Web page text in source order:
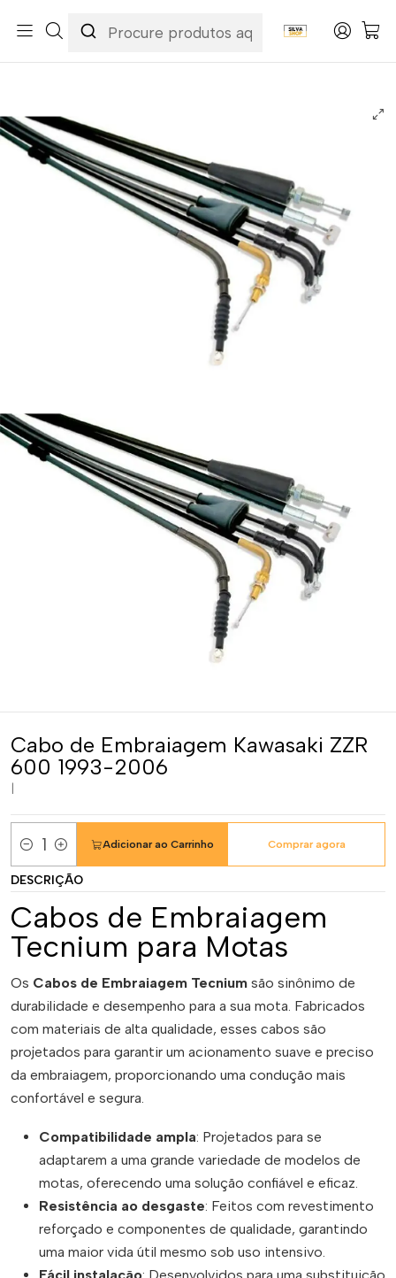
Acessórios & Personalização
Cabos
Cabos de Embraiagem
Cabo de Embraiagem Kawasaki ZZR 600 1993-2006
Cabo de Embraiagem Kawasaki ZZR
600 1993-2006
Quantidade
Adicionar ao Carrinho Comprar agora
DESCRIÇÃO
Cabos de Embraiagem
Tecnium para Motas
Os Cabos de Embraiagem Tecnium são sinônimo de
durabilidade e desempenho para a sua mota. Fabricados
com materiais de alta qualidade, esses cabos são
projetados para garantir um acionamento suave e preciso
da embraiagem, proporcionando uma condução mais
confortável e segura.
Compatibilidade ampla: Projetados para se
adaptarem a uma grande variedade de modelos de
motas, oferecendo uma solução confiável e eficaz.
Resistência ao desgaste: Feitos com revestimento
reforçado e componentes de qualidade, garantindo
uma maior vida útil mesmo sob uso intensivo.